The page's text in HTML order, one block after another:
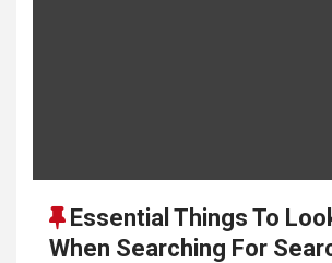
Essential Things To
When Searching For